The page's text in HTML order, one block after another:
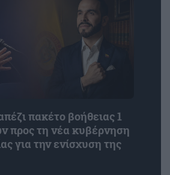
πακέτο βοήθειας 1
προς τη νέα κυβέρνηση
για την ενίσχυση της